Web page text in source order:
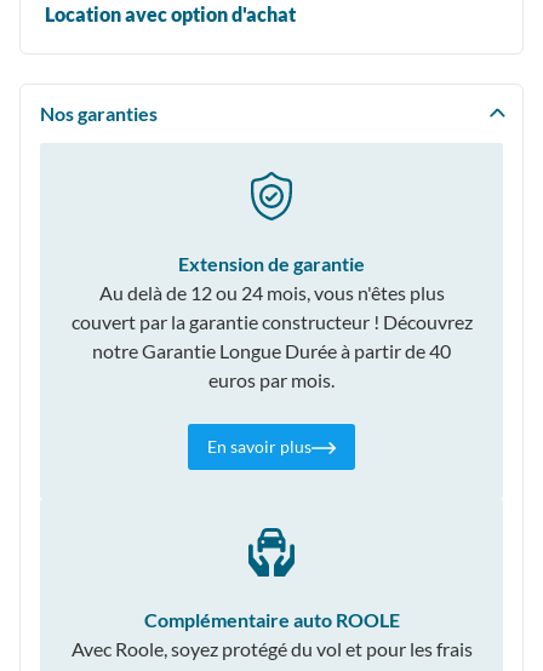
Location avec option d'achat
Nos garanties
Extension de garantie
Au delà de 12 ou 24 mois, vous n'êtes plus
couvert par la garantie constructeur ! Découvrez
notre Garantie Longue Durée à partir de 40
euros par mois.
En savoir plus
Complémentaire auto ROOLE
Avec Roole, soyez protégé du vol et pour les frais